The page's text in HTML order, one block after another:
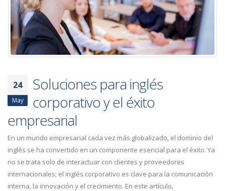
24
May
Soluciones para inglés
corporativo y el éxito
empresarial
En un mundo empresarial cada vez más globalizado, el dominio del
inglés se ha convertido en un componente esencial para el éxito. Ya
no se trata solo de interactuar con clientes y proveedores
internacionales; el inglés corporativo es clave para la comunicación
interna, la innovación y el crecimiento. En este artículo,